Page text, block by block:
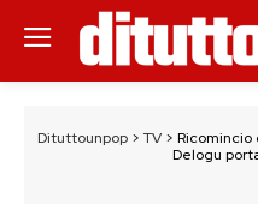
Dituttounpop> TV> Ricomincio
Delogu